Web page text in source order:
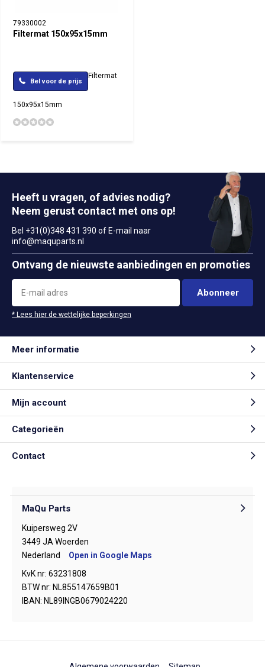
79330002
Filtermat 150x95x15mm
Bel voor de prijs
Filtermat
150x95x15mm
Heeft u vragen, of advies nodig?
Neem gerust contact met ons op!
Bel +31(0)348 431 390 of E-mail naar
info@maquparts.nl
Ontvang de nieuwste aanbiedingen en promoties
Abonneer
* Lees hier de wettelijke beperkingen
Meer informatie
Klantenservice
Mijn account
Categorieën
Contact
MaQu Parts
Kuipersweg 2V
3449 JA Woerden
Nederland
Open in Google Maps
KvK nr: 63231808
BTW nr: NL855147659B01
IBAN: NL89INGB0679024220